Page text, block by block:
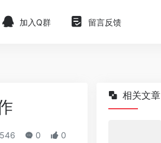
加入Q群 留言反馈
546 0 0
相关文章